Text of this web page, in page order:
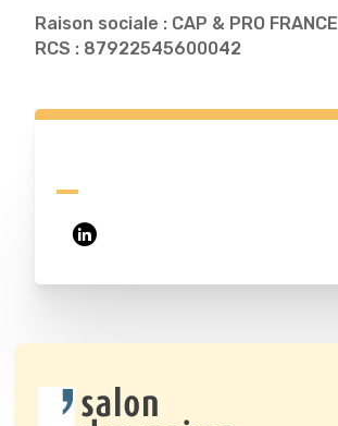
Raison sociale : CAP & PRO FRANCE
RCS : 87922545600042